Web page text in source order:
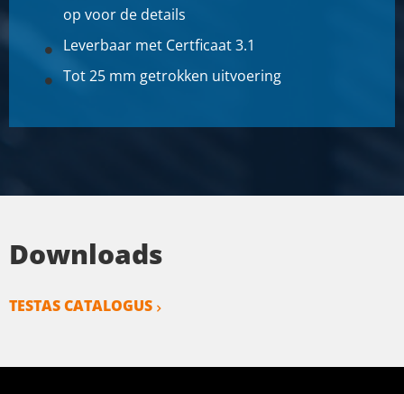
op voor de details
Leverbaar met Certficaat 3.1
Tot 25 mm getrokken uitvoering
Downloads
TESTAS CATALOGUS